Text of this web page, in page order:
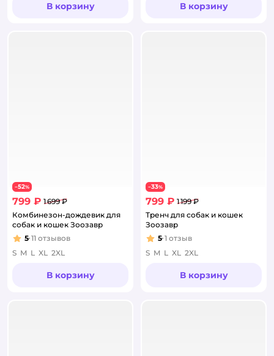
В корзину В корзину
−52%
799 ₽ 1 699 ₽
Комбинезон-дождевик для
собак и кошек Зоозавр
Рейтинг:
5 11 отзывов
S M L XL 2XL
В корзину
−33%
799 ₽ 1 199 ₽
Тренч для собак и кошек
Зоозавр
Рейтинг:
5 1 отзыв
S M L XL 2XL
В корзину